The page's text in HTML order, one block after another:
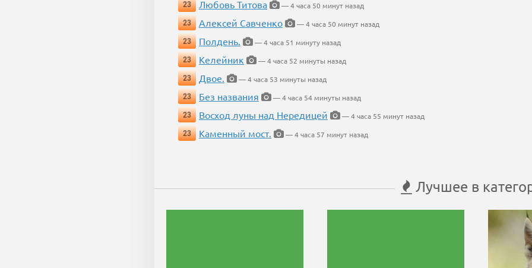
23
Любовь Титова
— 4 часа 50 минут назад
23
Алексей Савченко
— 4 часа 50 минут назад
23
Полдень.
— 4 часа 51 минуту назад
23
Келейник
— 4 часа 52 минуты назад
23
Двое.
— 4 часа 53 минуты назад
23
Без названия
— 4 часа 54 минуты назад
23
Восход луны над Нередицей
— 4 часа 55 минут назад
23
Каменный мост. — 4 часа 57 минут назад
Лучшее в